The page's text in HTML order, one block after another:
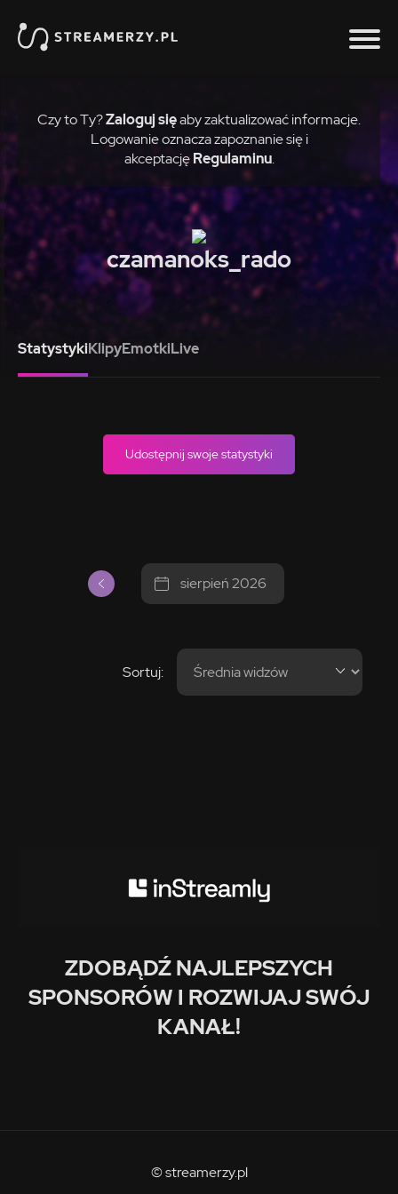
Czy to Ty?Zaloguj sięaby zaktualizować informacje.
Logowanie oznacza zapoznanie się i
akceptację Regulaminu.
czamanoks_rado
StatystykiKlipyEmotkiLive
Udostępnij swoje statystyki
sierpień 2026
Sortuj:
ZDOBĄDŹ NAJLEPSZYCH
SPONSORÓW I ROZWIJAJ SWÓJ
KANAŁ!
© streamerzy.pl